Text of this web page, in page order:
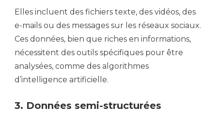
Elles incluent des fichiers texte, des vidéos, des
e-mails ou des messages sur les réseaux sociaux.
Ces données, bien que riches en informations,
nécessitent des outils spécifiques pour être
analysées, comme des algorithmes
d’intelligence artificielle.
3. Données semi-structurées